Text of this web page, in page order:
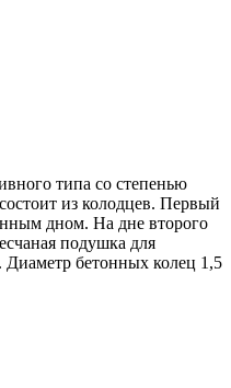
типа со степенью
из колодцев. Первый
дном. На дне второго
подушка для
Диаметр бетонных колец 1,5